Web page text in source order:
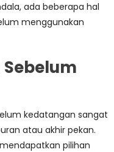
ada beberapa hal
menggunakan
Sebelum
kedatangan sangat
atau akhir pekan.
pilihan